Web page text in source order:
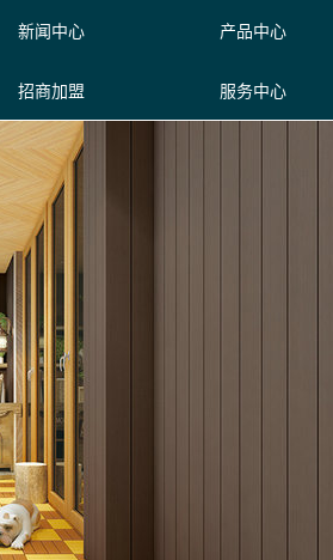
新闻中心 产品中心
招商加盟 服务中心